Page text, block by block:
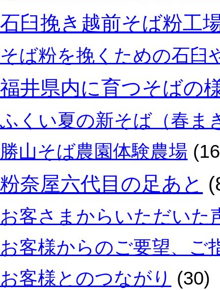
石臼挽き越前そば粉工
そば粉を挽くための石臼
福井県内に育つそばの
ふくい夏の新そば（春ま
勝山そば農園体験農場
粉奈屋六代目の足あと
お客さまからいただいた
お客様からのご要望、ご
お客様とのつながり (30)